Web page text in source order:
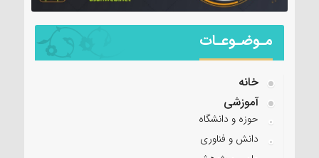
مـوضـوعـات
خانه
آموزشی
حوزه و دانشگاه
دانش و فناوری